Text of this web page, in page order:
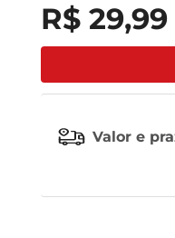
R$ 29,99
Valor e